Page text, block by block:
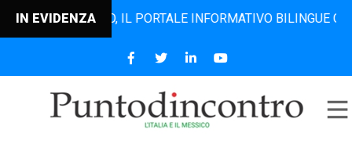
IN EVIDENZAIL PORTALE INFORMATIVO BILINGUE CHE